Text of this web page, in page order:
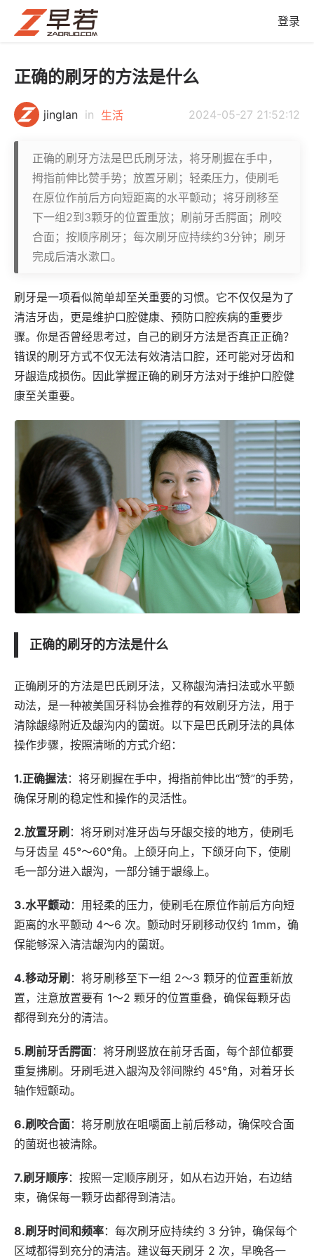
登录
正确的刷牙的方法是什么
jinglan in 生活 2024-05-27 21:52:12
正确的刷牙方法是巴氏刷牙法，将牙刷握在手中，
拇指前伸比赞手势；放置牙刷；轻柔压力，使刷毛
在原位作前后方向短距离的水平颤动；将牙刷移至
下一组2到3颗牙的位置重放；刷前牙舌腭面；刷咬
合面；按顺序刷牙；每次刷牙应持续约3分钟；刷牙
完成后清水漱口。
刷牙是一项看似简单却至关重要的习惯。它不仅仅是为了
清洁牙齿，更是维护口腔健康、预防口腔疾病的重要步
骤。你是否曾经思考过，自己的刷牙方法是否真正正确？
错误的刷牙方式不仅无法有效清洁口腔，还可能对牙齿和
牙龈造成损伤。因此掌握正确的刷牙方法对于维护口腔健
康至关重要。
正确的刷牙的方法是什么
正确刷牙的方法是巴氏刷牙法，又称龈沟清扫法或水平颤
动法，是一种被美国牙科协会推荐的有效刷牙方法，用于
清除龈缘附近及龈沟内的菌斑。以下是巴氏刷牙法的具体
操作步骤，按照清晰的方式介绍：
1.正确握法：将牙刷握在手中，拇指前伸比出“赞”的手势，
确保牙刷的稳定性和操作的灵活性。
2.放置牙刷 ：将牙刷对准牙齿与牙龈交接的地方，使刷毛
与牙齿呈 45°～60°角。上颌牙向上，下颌牙向下，使刷
毛一部分进入龈沟，一部分铺于龈缘上。
3.水平颤动：用轻柔的压力，使刷毛在原位作前后方向短
距离的水平颤动 4～6 次。颤动时牙刷移动仅约 1mm，确
保能够深入清洁龈沟内的菌斑。
4.移动牙刷 ：将牙刷移至下一组 2～3 颗牙的位置重新放
置，注意放置要有 1～2 颗牙的位置重叠，确保每颗牙齿
都得到充分的清洁。
5.刷前牙舌腭面：将牙刷竖放在前牙舌面，每个部位都要
重复拂刷。牙刷毛进入龈沟及邻间隙约 45°角，对着牙长
轴作短颤动。
6.刷咬合面：将牙刷放在咀嚼面上前后移动，确保咬合面
的菌斑也被清除。
7.刷牙顺序：按照一定顺序刷牙，如从右边开始，右边结
束，确保每一颗牙齿都得到清洁。
8.刷牙时间和频率：每次刷牙应持续约 3 分钟，确保每个
区域都得到充分的清洁。建议每天刷牙 2 次，早晚各一